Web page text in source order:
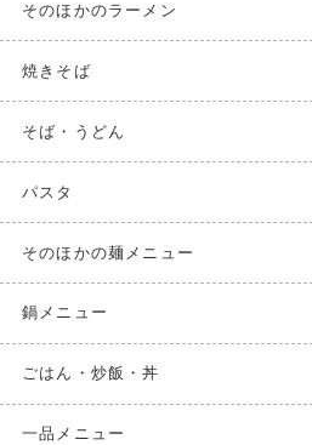
そのほかのラーメン
焼きそば
そば・うどん
パスタ
そのほかの麺メニュー
鍋メニュー
ごはん・炒飯・丼
一品メニュー